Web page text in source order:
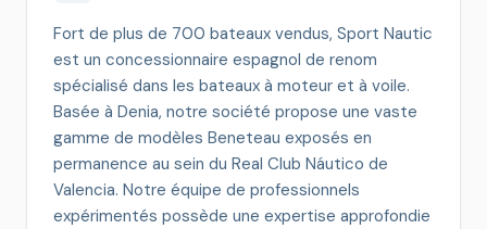
Fort de plus de 700 bateaux vendus, Sport Nautic
est un concessionnaire espagnol de renom
spécialisé dans les bateaux à moteur et à voile.
Basée à Denia, notre société propose une vaste
gamme de modèles Beneteau exposés en
permanence au sein du Real Club Náutico de
Valencia. Notre équipe de professionnels
expérimentés possède une expertise approfondie